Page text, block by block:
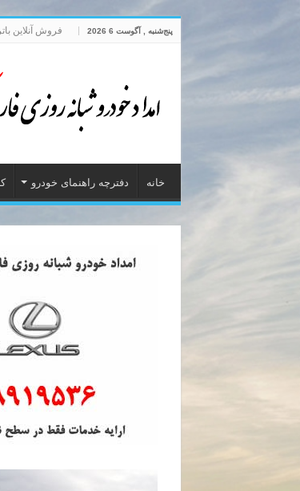
پنج‌شنبه , آگوست 6 2026 فروش آنلاین
خانه دفترچه راهنمای خودرو